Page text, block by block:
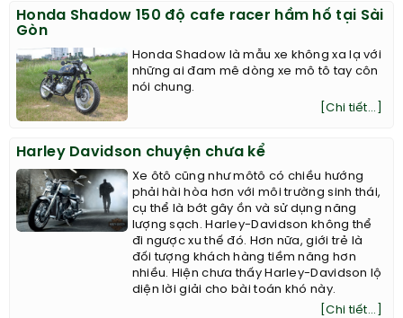
Honda Shadow 150 độ cafe racer hầm hố tại Sài
Gòn
Honda Shadow là mẫu xe không xa lạ với
những ai đam mê dòng xe mô tô tay côn
nói chung.​
[Chi tiết...]
Harley Davidson chuyện chưa kể
Xe ôtô cũng như môtô có chiều hướng
phải hài hòa hơn với môi trường sinh thái,
cụ thể là bớt gây ồn và sử dụng năng
lượng sạch. Harley-Davidson không thể
đi ngược xu thế đó. Hơn nữa, giới trẻ là
đối tượng khách hàng tiềm năng hơn
nhiều. Hiện chưa thấy Harley-Davidson lộ
diện lời giải cho bài toán khó này.
[Chi tiết...]